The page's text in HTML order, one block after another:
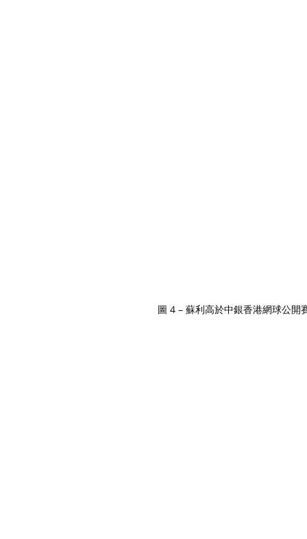
圖 4 – 蘇利高於中銀香港網球公開